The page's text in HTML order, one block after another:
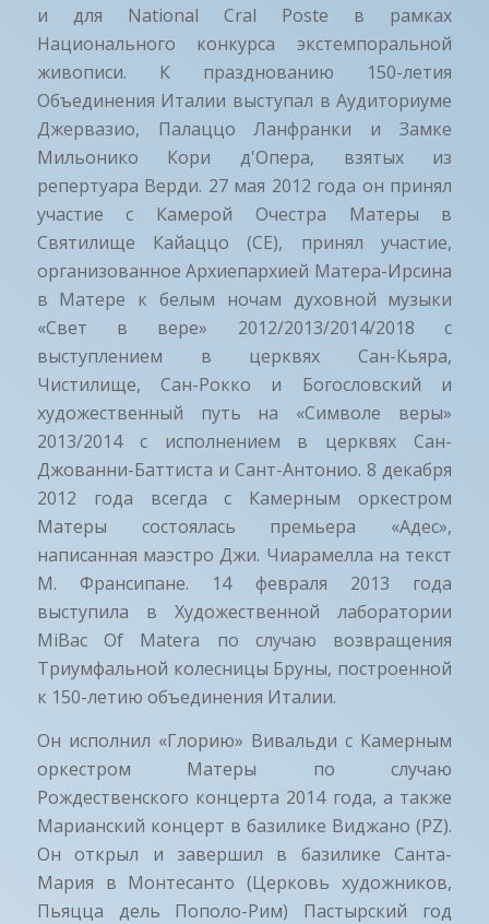
и для National Cral Poste в рамках
Национального конкурса экстемпоральной
живописи. К празднованию 150-летия
Объединения Италии выступал в Аудиториуме
Джервазио, Палаццо Ланфранки и Замке
Мильонико Кори д'Опера, взятых из
репертуара Верди. 27 мая 2012 года он принял
участие с Камерой Очестра Матеры в
Святилище Кайаццо (CE), принял участие,
организованное Архиепархией Матера-Ирсина
в Матере к белым ночам духовной музыки
«Свет в вере» 2012/2013/2014/2018 с
выступлением в церквях Сан-Кьяра,
Чистилище, Сан-Рокко и Богословский и
художественный путь на «Символе веры»
2013/2014 с исполнением в церквях Сан-
Джованни-Баттиста и Сант-Антонио. 8 декабря
2012 года всегда с Камерным оркестром
Матеры состоялась премьера «Адес»,
написанная маэстро Джи. Чиарамелла на текст
М. Франсипане. 14 февраля 2013 года
выступила в Художественной лаборатории
MiBac Of Matera по случаю возвращения
Триумфальной колесницы Бруны, построенной
к 150-летию объединения Италии.
Он исполнил «Глорию» Вивальди с Камерным
оркестром Матеры по случаю
Рождественского концерта 2014 года, а также
Марианский концерт в базилике Виджано (PZ).
Он открыл и завершил в базилике Санта-
Мария в Монтесанто (Церковь художников,
Пьяцца дель Пополо-Рим) Пастырский год